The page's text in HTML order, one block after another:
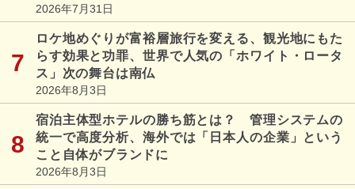
2026年7月31日
ロケ地めぐりが富裕層旅行を変える、観光地にもた
らす効果と功罪、世界で人気の「ホワイト・ロータ
ス」次の舞台は南仏
2026年8月3日
宿泊主体型ホテルの勝ち筋とは？ 管理システムの
統一で高度分析、海外では「日本人の企業」という
こと自体がブランドに
2026年8月3日